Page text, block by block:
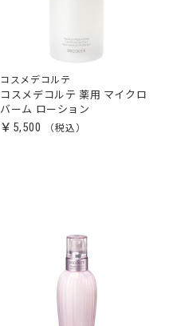
コスメデコルテ
コスメデコルテ 薬用 マイクロ
バーム ローション
￥5,500